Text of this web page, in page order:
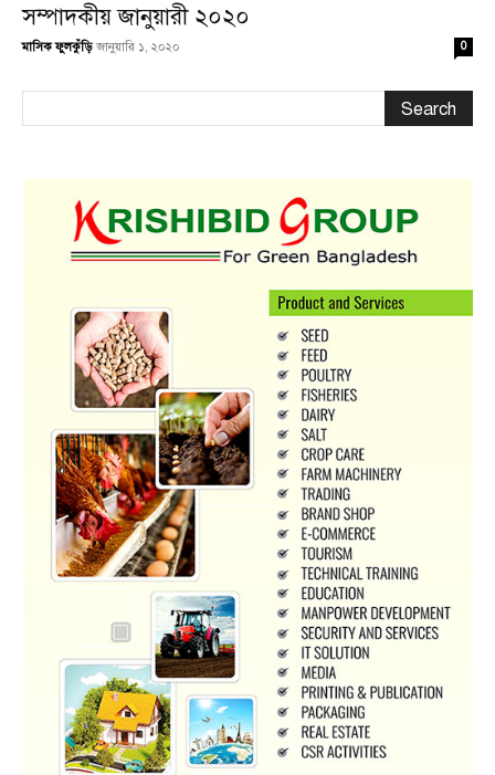
সম্পাদকীয় জানুয়ারী ২০২০
মাসিক ফুলকুঁড়ি জানুয়ারি ১, ২০২০ 0